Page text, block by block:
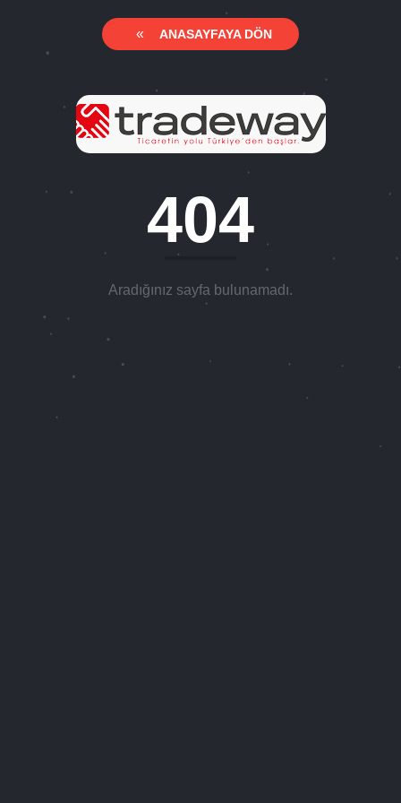
« ANASAYFAYA DÖN
404
Aradığınız sayfa bulunamadı.